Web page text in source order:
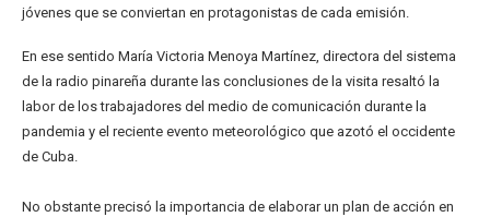
jóvenes que se conviertan en protagonistas de cada emisión.
En ese sentido María Victoria Menoya Martínez, directora del sistema
de la radio pinareña durante las conclusiones de la visita resaltó la
labor de los trabajadores del medio de comunicación durante la
pandemia y el reciente evento meteorológico que azotó el occidente
de Cuba.
No obstante precisó la importancia de elaborar un plan de acción en